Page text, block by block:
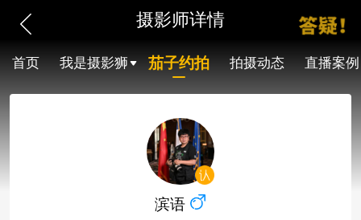
摄影师详情
首页 我是摄影狮 茄子约拍 拍摄动态 直播案例
滨语